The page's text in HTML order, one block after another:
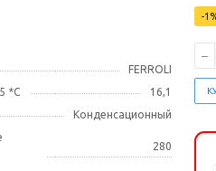
FERROLI
*С
16,1
Конденсационный
280
-1